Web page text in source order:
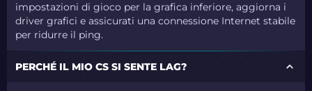
impostazioni di gioco per la grafica inferiore, aggiorna i
driver grafici e assicurati una connessione Internet stabile
per ridurre il ping.
PERCHÉ IL MIO CS SI SENTE LAG?